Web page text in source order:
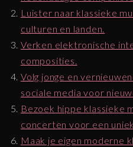
Luister naar klassieke
culturen en landen.
Verken elektronische
composities.
Volg jonge en
sociale media voor
Bezoek hippe klassieke
concerten voor een
Maak je eigen moderne